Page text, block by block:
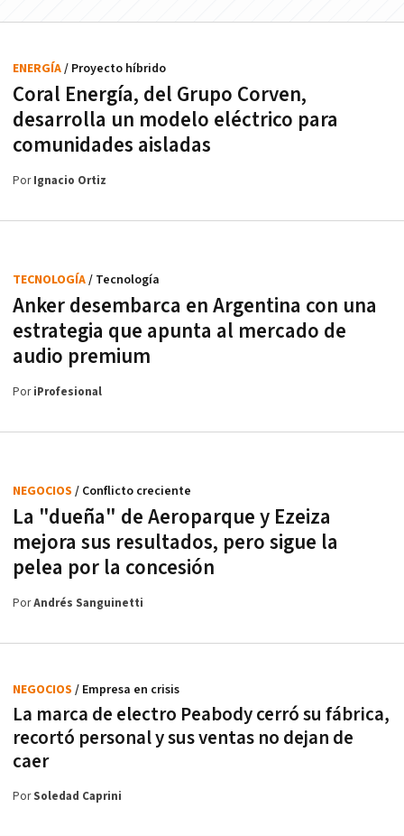
Coral Energía, del Grupo Corven,
desarrolla un modelo eléctrico para
comunidades aisladas
ENERGÍA/ Proyecto híbrido
PorIgnacio Ortiz
Anker desembarca en Argentina con una
estrategia que apunta al mercado de
audio premium
TECNOLOGÍA/ Tecnología
PoriProfesional
La "dueña" de Aeroparque y Ezeiza
mejora sus resultados, pero sigue la
pelea por la concesión
NEGOCIOS / Conflicto creciente
PorAndrés Sanguinetti
La marca de electro Peabody cerró su fábrica,
recortó personal y sus ventas no dejan de
caer
NEGOCIOS / Empresa en crisis
PorSoledad Caprini